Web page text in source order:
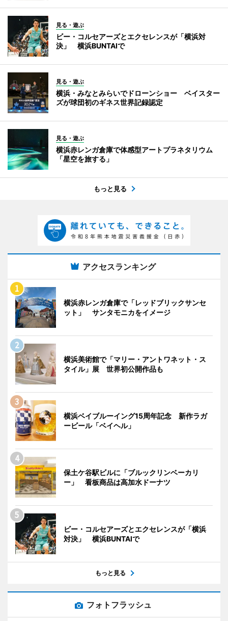
見る・遊ぶ
ビー・コルセアーズとエクセレンスが「横浜対
決」 横浜BUNTAIで
見る・遊ぶ
横浜・みなとみらいでドローンショー ベイスター
ズが球団初のギネス世界記録認定
見る・遊ぶ
横浜赤レンガ倉庫で体感型アートプラネタリウム
「星空を旅する」
もっと見る
アクセスランキング
横浜赤レンガ倉庫で「レッドブリックサンセ
ット」 サンタモニカをイメージ
横浜美術館で「マリー・アントワネット・ス
タイル」展 世界初公開作品も
横浜ベイブルーイング15周年記念 新作ラガ
ービール「ベイヘル」
保土ケ谷駅ビルに「ブルックリンベーカリ
ー」 看板商品は高加水ドーナツ
ビー・コルセアーズとエクセレンスが「横浜
対決」 横浜BUNTAIで
もっと見る
フォトフラッシュ